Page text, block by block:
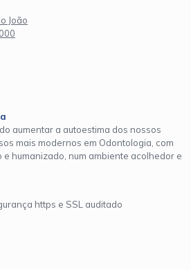
João
aumentar a autoestima dos nossos
mais modernos em Odontologia, com
humanizado, num ambiente acolhedor e
https e SSL auditado